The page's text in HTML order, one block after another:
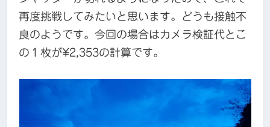
再度挑戦してみたいと思います。どうも接触不
良のようです。今回の場合はカメラ検証代とこ
の１枚が¥2,353の計算です。